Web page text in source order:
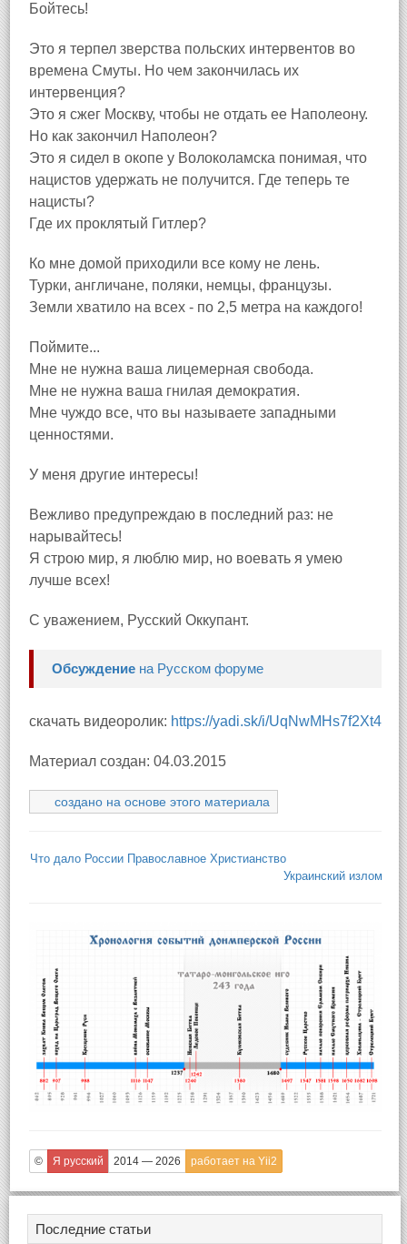
Бойтесь!
Это я терпел зверства польских интервентов во
времена Смуты. Но чем закончилась их
интервенция?
Это я сжег Москву, чтобы не отдать ее Наполеону.
Но как закончил Наполеон?
Это я сидел в окопе у Волоколамска понимая, что
нацистов удержать не получится. Где теперь те
нацисты?
Где их проклятый Гитлер?
Ко мне домой приходили все кому не лень.
Турки, англичане, поляки, немцы, французы.
Земли хватило на всех - по 2,5 метра на каждого!
Поймите...
Мне не нужна ваша лицемерная свобода.
Мне не нужна ваша гнилая демократия.
Мне чуждо все, что вы называете западными
ценностями.
У меня другие интересы!
Вежливо предупреждаю в последний раз: не
нарывайтесь!
Я строю мир, я люблю мир, но воевать я умею
лучше всех!
С уважением, Русский Оккупант.
Обсуждение на Русском форуме
скачать видеоролик: https://yadi.sk/i/UqNwMHs7f2Xt4
Материал создан: 04.03.2015
создано на основе этого материала
Что дало России Православное Христианство
Украинский излом
© Я русский 2014 — 2026 работает на Yii2
Последние статьи